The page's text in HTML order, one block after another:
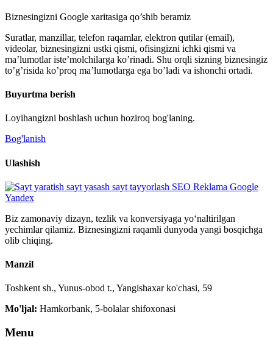
Biznesingizni Google xaritasiga qo’shib beramiz
Suratlar, manzillar, telefon raqamlar, elektron qutilar (email),
videolar, biznesingizni ustki qismi, ofisingizni ichki qismi va
ma’lumotlar iste’molchilarga ko’rinadi. Shu orqli sizning biznesingiz
to’g’risida ko’proq ma’lumotlarga ega bo’ladi va ishonchi ortadi.
Buyurtma berish
Loyihangizni boshlash uchun hoziroq bog'laning.
Bog'lanish
Ulashish
Biz zamonaviy dizayn, tezlik va konversiyaga yo‘naltirilgan
yechimlar qilamiz. Biznesingizni raqamli dunyoda yangi bosqichga
olib chiqing.
Manzil
Toshkent sh., Yunus-obod t., Yangishaxar ko'chasi, 59
Mo'ljal: Hamkorbank, 5-bolalar shifoxonasi
Menu